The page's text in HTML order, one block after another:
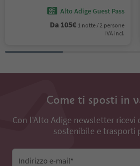
Alto Adige Guest Pass
Da 105€ 1 notte / 2 persone
IVA incl.
Come ti sposti in
Con l'Alto Adige newsletter
sostenibile e trasporti
Indirizzo e-mail*